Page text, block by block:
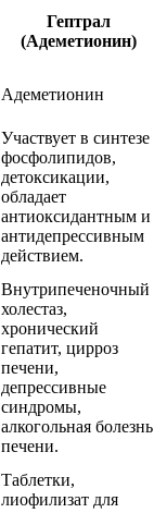
Гептрал
(Адеметионин)
Адеметионин
Участвует в синтезе
фосфолипидов,
детоксикации,
обладает
антиоксидантным и
антидепрессивным
действием.
Внутрипеченочный
холестаз,
хронический
гепатит, цирроз
печени,
депрессивные
синдромы,
алкогольная болезнь
печени.
Таблетки,
лиофилизат для